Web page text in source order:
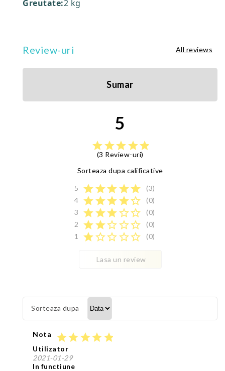
Greutate:2 kg
Review-uri All reviews
Sumar
5
starstarstarstarstar
(3 Review-uri)
Sorteaza dupa calificative
5 starstarstarstarstar
(3)
4 starstarstarstarstar_border
(0)
3
starstarstarstar_borderstar_border
(0)
2
starstarstar_borderstar_borderstar_border
(0)
1
starstar_borderstar_borderstar_borderstar_border (0)
Lasa un review
Sorteaza dupa
Nota starstarstarstarstar
Utilizator
2021-01-29
In functiune